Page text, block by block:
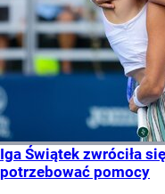
Iga Świątek zwróciła
potrzebować pomocy